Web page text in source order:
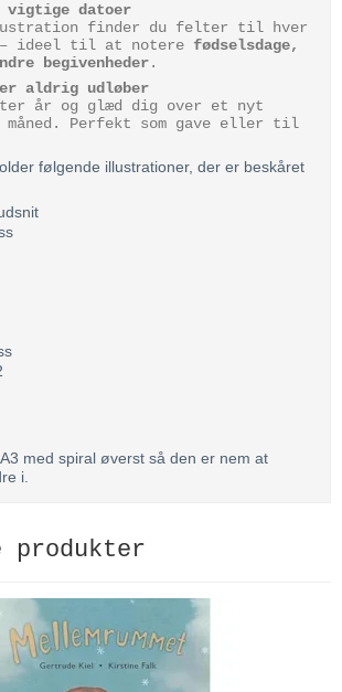
datoer
finder du felter til hver
– ideel til at notere fødselsdage,
begivenheder.
aldrig udløber
år og glæd dig over et nyt
måned. Perfekt som gave eller til
følgende illustrationer, der er beskåret
med spiral øverst så den er nem at
i.
produkter